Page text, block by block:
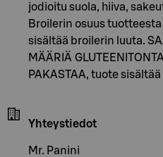
jodioitu suola, hiiva,
Broilerin osuus
sisältää broilerin luuta.
MÄÄRIÄ
PAKASTAA, tuote
Yhteystiedot
Mr. Panini